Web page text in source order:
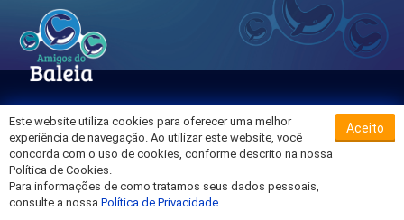
Sobre o Hospital da Baleia
Termos de Uso
Política de Privacidade
Entre em Contato
Este website utiliza cookies para oferecer uma melhor
experiência de navegação. Ao utilizar este website, você
concorda com o uso de cookies, conforme descrito na nossa
Política de Cookies.
Para informações de como tratamos seus dados pessoais,
consulte a nossa Política de Privacidade .
Aceito